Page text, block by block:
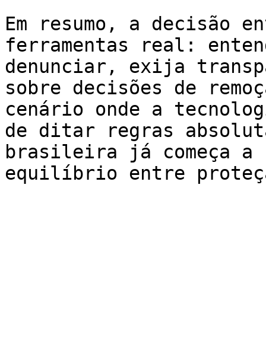
Em resumo, a decisão
ferramentas real:
denunciar, exija
sobre decisões de
cenário onde a
de ditar regras
brasileira já começa
equilíbrio entre